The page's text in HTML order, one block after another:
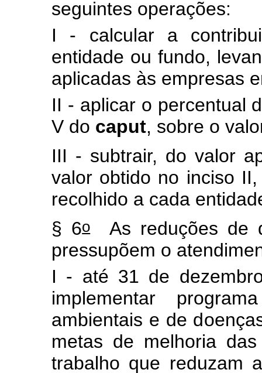
seguintes operações:
I - calcular a
entidade ou fundo,
aplicadas às empresas
II - aplicar o percentual
V do caput, sobre o
III - subtrair, do valor
valor obtido no inciso
recolhido a cada
§ 6oAs reduções de
pressupõem o
I - até 31 de
implementar
ambientais e de
metas de melhoria
trabalho que reduzam